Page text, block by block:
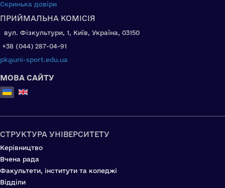
Скринька довіри
ПРИЙМАЛЬНА КОМІСІЯ
вул. Фізкультури, 1, Київ, Україна, 03150
+38 (044) 287-04-91
pk@uni-sport.edu.ua
МОВА САЙТУ
Оберіть свою мову
СТРУКТУРА УНІВЕРСИТЕТУ
Керівництво
Вчена рада
Факультети, інститути та коледжі
Відділи